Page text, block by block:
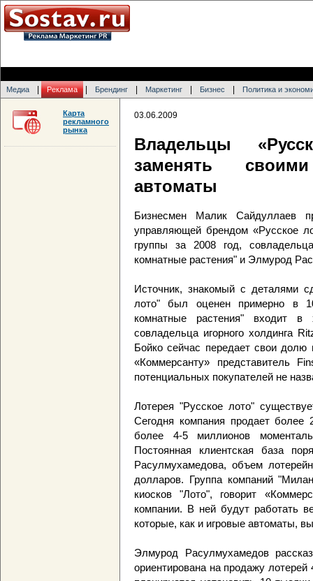
Медиа Реклама Брендинг Маркетинг Бизнес Политика и
03.06.2009
Владельцы
заменять
автоматы
Бизнесмен Малик Сайдуллаев
управляющей брендом «Русское
группы за 2008 год,
комнатные растения" и Элмурод
Источник, знакомый с деталями
лото" был оценен примерно в
комнатные растения" входит в
совладельца игорного холдинга
Бойко сейчас передает свои
«Коммерсанту» представитель
потенциальных покупателей не
Лотерея "Русское лото"
Сегодня компания продает
более 4-5 миллионов
Постоянная клиентская база
Расулмухамедова, объем
долларов. Группа компаний
киосков "Лото", говорит
компании. В ней будут работать
которые, как и игровые автоматы,
Элмурод Расулмухамедов
ориентирована на продажу лотерей
Карта
рекламного
рынка